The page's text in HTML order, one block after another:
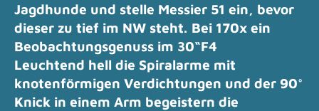
Jagdhunde und stelle Messier 51 ein, bevor
dieser zu tief im NW steht. Bei 170x ein
Beobachtungsgenuss im 30“F4
Leuchtend hell die Spiralarme mit
knotenförmigen Verdichtungen und der 90°
Knick in einem Arm begeistern die